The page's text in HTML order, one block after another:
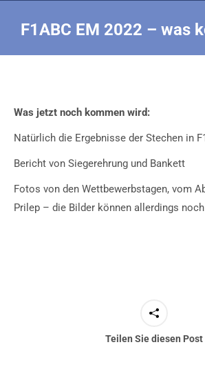
F1ABC EM 2022 – was
Was jetzt noch kommen wird:
Natürlich die Ergebnisse der Stechen in
Bericht von Siegerehrung und Bankett
Fotos von den Wettbewerbstagen, vom
Prilep – die Bilder können allerdings
Teilen Sie diesen Post